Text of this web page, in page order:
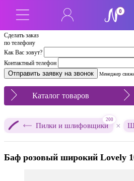
Сделать заказ
по телефону
Как Вас зовут?
Контактный телефон
Менеджер
0
Каталог товаров
Пилки и шлифовщики
200
×
Баф розовый широкий Lovely